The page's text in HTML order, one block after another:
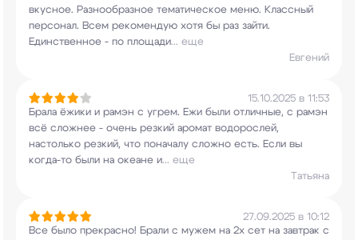
вкусное. Разнообразное тематическое меню. Классный
персонал. Всем рекомендую хотя бы раз зайти.
Единственное - по площади... еще
Евгений
15.10.2025 в 11:53
Брала ёжики и рамэн с угрем. Ежи были отличные, с рамэн
всё сложнее - очень резкий аромат водорослей,
настолько резкий, что поначалу сложно есть. Если вы
когда-то были на океане и... еще
Татьяна
27.09.2025 в 10:12
Все было прекрасно! Брали с мужем на 2х сет на завтрак с